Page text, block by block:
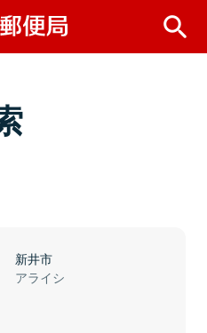
新井市
アライシ